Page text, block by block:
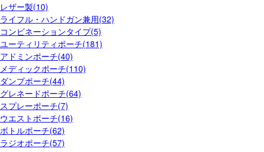
レザー製(10)
ライフル・ハンドガン兼用(32)
コンビネーションタイプ(5)
ユーティリティポーチ(181)
アドミンポーチ(40)
メディックポーチ(110)
ダンプポーチ(44)
グレネードポーチ(64)
スプレーポーチ(7)
ウエストポーチ(16)
ボトルポーチ(62)
ラジオポーチ(57)